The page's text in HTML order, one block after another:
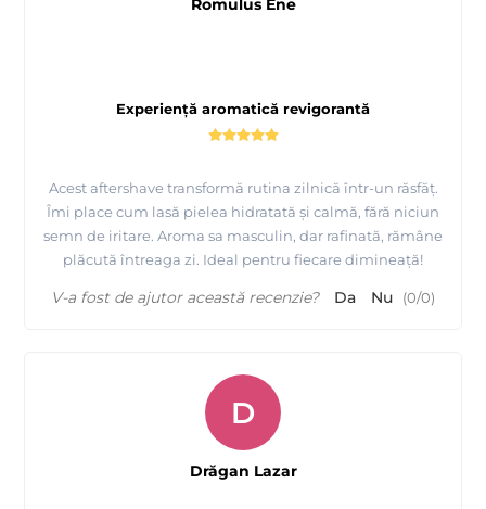
Experiență aromatică revigorantă
Acest aftershave transformă rutina zilnică într-un răsfăț.
Îmi place cum lasă pielea hidratată și calmă, fără niciun
semn de iritare. Aroma sa masculin, dar rafinată, rămâne
plăcută întreaga zi. Ideal pentru fiecare dimineață!
Romulus Ene
V-a fost de ajutor această recenzie? Da Nu (0/0)
D
Drăgan Lazar